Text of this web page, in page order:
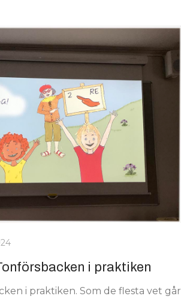
i praktiken
i praktiken. Som de flesta vet går